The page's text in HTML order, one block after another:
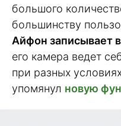
большого
большинству
Айфон записывает
его камера ведет
при разных
упомянул новую